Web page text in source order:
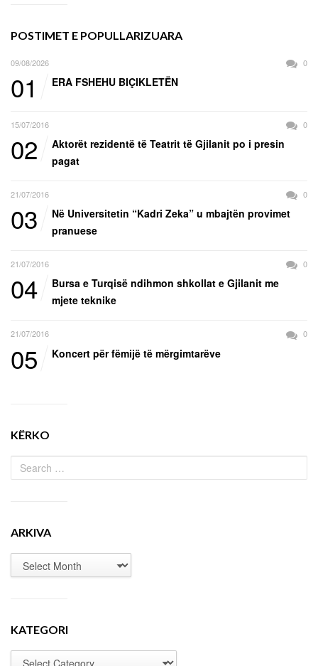
POSTIMET E POPULLARIZUARA
09/08/2026 0
01 ERA FSHEHU BIÇIKLETËN
15/07/2016 0
02
Aktorët rezidentë të Teatrit të Gjilanit po i presin
pagat
21/07/2016 0
03
Në Universitetin “Kadri Zeka” u mbajtën provimet
pranuese
21/07/2016 0
04
Bursa e Turqisë ndihmon shkollat e Gjilanit me
mjete teknike
21/07/2016 0
05 Koncert për fëmijë të mërgimtarëve
KËRKO
ARKIVA
KATEGORI